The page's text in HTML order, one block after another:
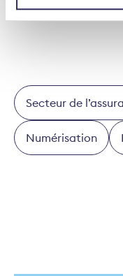
Secteur de
Numérisation